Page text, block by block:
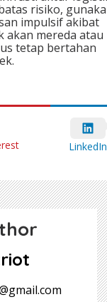
risiko,
impulsif akibat
akan mereda atau
tetap bertahan
LinkedIn